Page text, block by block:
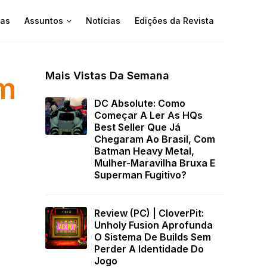
Assuntos Notícias Edições da Revista
Mais Vistas Da Semana
DC Absolute: Como
Começar A Ler As HQs
Best Seller Que Já
Chegaram Ao Brasil, Com
Batman Heavy Metal,
Mulher-Maravilha Bruxa E
Superman Fugitivo?
Review (PC) | CloverPit:
Unholy Fusion Aprofunda
O Sistema De Builds Sem
Perder A Identidade Do
Jogo